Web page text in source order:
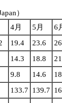
）
4月 5月 6
19.4 23.6
14.3 18.8
9.8 14.6
133.7 139.7